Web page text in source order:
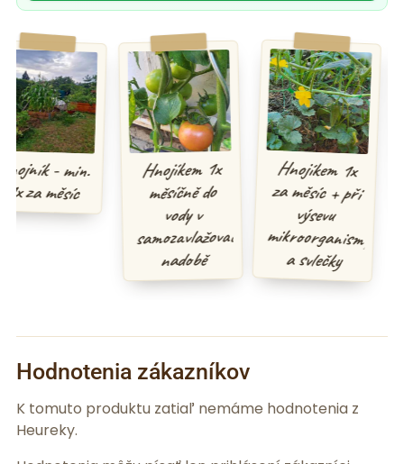
- min.
za měsíc
Hnojíkem 1x
měsíčně do
vody v
samozavlažovací
nadobě
Hnojíkem 1x
za měsíc + při
výsevu
mikroorganismy
a svlečky
Hodnotenia zákazníkov
K tomuto produktu zatiaľ nemáme hodnotenia z
Heureky.